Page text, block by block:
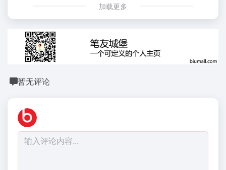
加载更多
暂无评论